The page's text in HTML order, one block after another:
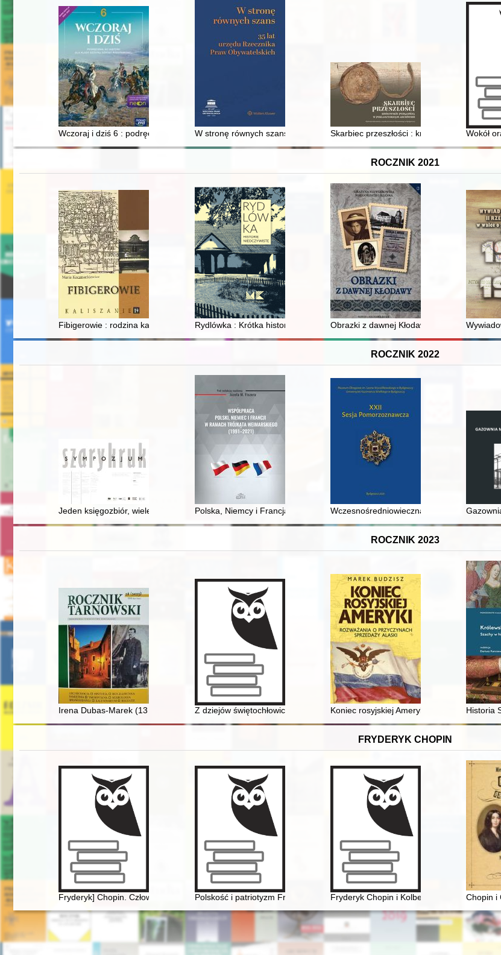
Wczoraj i dziś 6 : podręcznik do historii dla klasy szóstej szkoły podstawowej
W stronę równych szans : 35 lat urzędu Rzecznika Praw Obywatelskich
Skarbiec przeszłości : królewskie Wokół
ROCZNIK 2021
Fibigerowie : rodzina kaliskich fortepianmistrzówRydlówka : Krótka historia muzeum Obrazki z dawnej Kłodawy. Cz. 2
ROCZNIK 2022
Jeden księgozbiór, wiele historii : o kolekcji Ignacego Mosia = One book collection, many stories : on the collection
Polska, Niemcy i Francja wobec konfliktu rosyjsko-ukraińskiego w latach 2013-
Wczesnośredniowieczna kasztelania
ROCZNIK 2023
Irena Dubas-Marek (13 grudnia 1937, Tarnów - 15 marca 2023, Tarnów)
Z dziejów świętochłowickiej straży pożarnejKoniec rosyjskiej Ameryki : rozważania oHistoria
FRYDERYK CHOPIN
Fryderyk] Chopin. Człowiek, dzieło, rezonansPolskość i patriotyzm Fryderyka ChopinaFryderyk Chopin i Kolbergowie. Chopin i